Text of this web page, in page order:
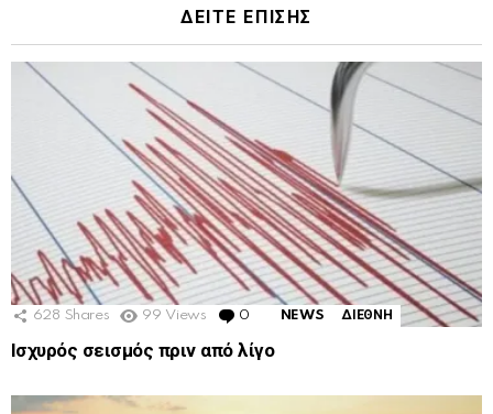
ΔΕΙΤΕ ΕΠΙΣΗΣ
628 Shares 99 Views 0 Comments
NEWS ΔΙΕΘΝΗ
Ισχυρός σεισμός πριν από λίγο